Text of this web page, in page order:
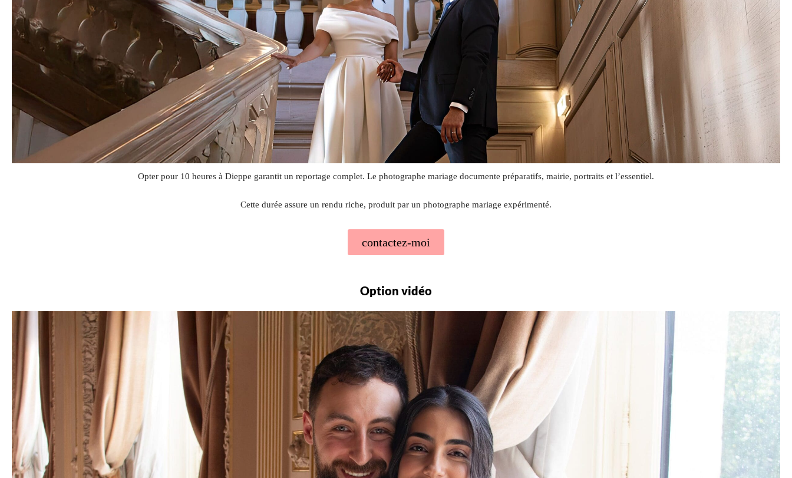
Opter pour 10 heures à Dieppe garantit un reportage complet. Le photographe mariage documente préparatifs, mairie, portraits et l’essentiel.
Cette durée assure un rendu riche, produit par un photographe mariage expérimenté.
contactez-moi
Option vidéo